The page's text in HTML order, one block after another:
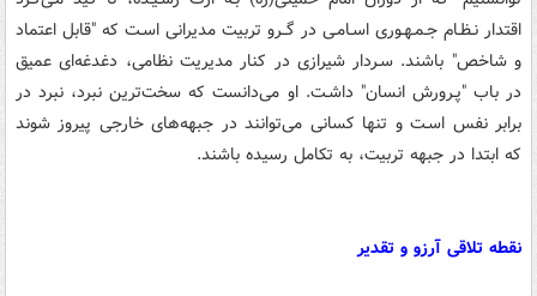
اقتدار نـظـام جـمـهـوری اسـامـی در گــرو تربیت مدیرانی اسـت که "قابل اعتماد
و شاخص" باشند. سـردار شیرازی در کنار مدیریت نظامی، دغدغه‌ای عمیق
در باب "پـرورش انسان" داشـت. او می‌دانست که سخت‌ترین نبرد، نبرد در
برابر نفس اسـت و تنها کسانی می‌توانند در جبهه‌های خارجی پیروز شوند
که ابتدا در جبهه تربیت، به تکامل رسیده باشند.
نقطه تلاقی آرزو و تقدیر